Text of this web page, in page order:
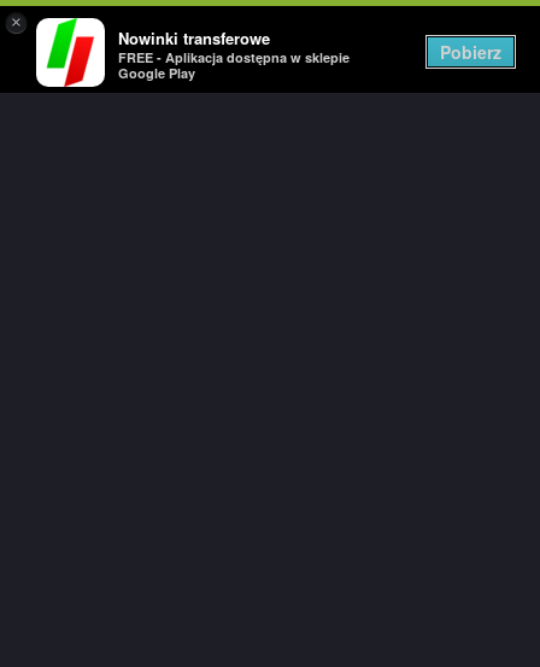
×
Nowinki transferowe
FREE - Aplikacja dostępna w sklepie
Google Play
Pobierz